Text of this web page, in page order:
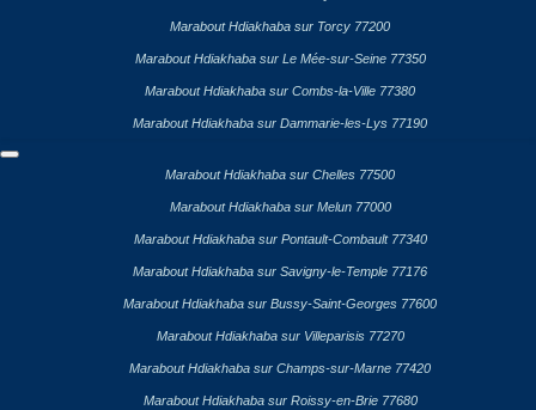
Marabout Hdiakhaba sur Torcy 77200
Marabout Hdiakhaba sur Le Mée-sur-Seine 77350
Marabout Hdiakhaba sur Combs-la-Ville 77380
Marabout Hdiakhaba sur Dammarie-les-Lys 77190
Marabout Hdiakhaba sur Chelles 77500
Marabout Hdiakhaba sur Melun 77000
Marabout Hdiakhaba sur Pontault-Combault 77340
Marabout Hdiakhaba sur Savigny-le-Temple 77176
Marabout Hdiakhaba sur Bussy-Saint-Georges 77600
Marabout Hdiakhaba sur Villeparisis 77270
Marabout Hdiakhaba sur Champs-sur-Marne 77420
Marabout Hdiakhaba sur Roissy-en-Brie 77680